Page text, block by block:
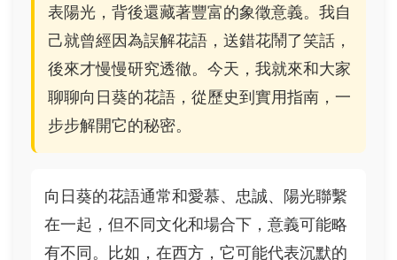
表陽光，背後還藏著豐富的象徵意義。我自
己就曾經因為誤解花語，送錯花鬧了笑話，
後來才慢慢研究透徹。今天，我就來和大家
聊聊向日葵的花語，從歷史到實用指南，一
步步解開它的秘密。
向日葵的花語通常和愛慕、忠誠、陽光聯繫
在一起，但不同文化和場合下，意義可能略
有不同。比如，在西方，它可能代表沉默的